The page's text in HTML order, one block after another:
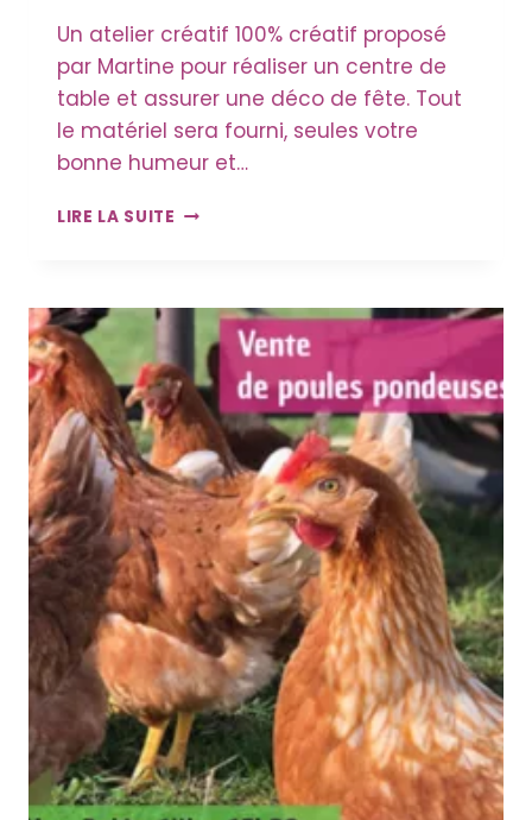
Un atelier créatif 100% créatif proposé
par Martine pour réaliser un centre de
table et assurer une déco de fête. Tout
le matériel sera fourni, seules votre
bonne humeur et…
LIRE LA SUITE ATELIER
TABLE